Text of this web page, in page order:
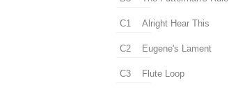
C1 Alright Hear This
C2 Eugene's Lament
C3 Flute Loop